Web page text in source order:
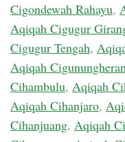
Cigondewah Rahayu,
Aqiqah Cigugur
Cigugur Tengah,
Aqiqah
Cihambulu, Aqiqah
Aqiqah Cihanjaro,
Cihanjuang, Aqiqah